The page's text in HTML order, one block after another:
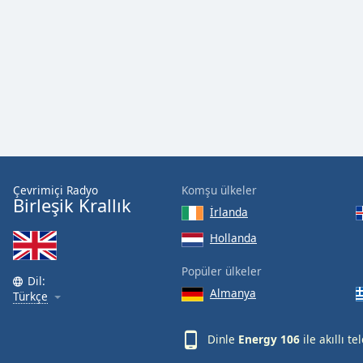
window.
Beginning
dialog
window.
Escape
will
Çevrimiçi Radyo
Birleşik Krallık
Dil:
Türkçe
Komşu ülkeler
İrlanda
Hollanda
Popüler ülkeler
Almanya
Dinle Energy 106 ile akıllı